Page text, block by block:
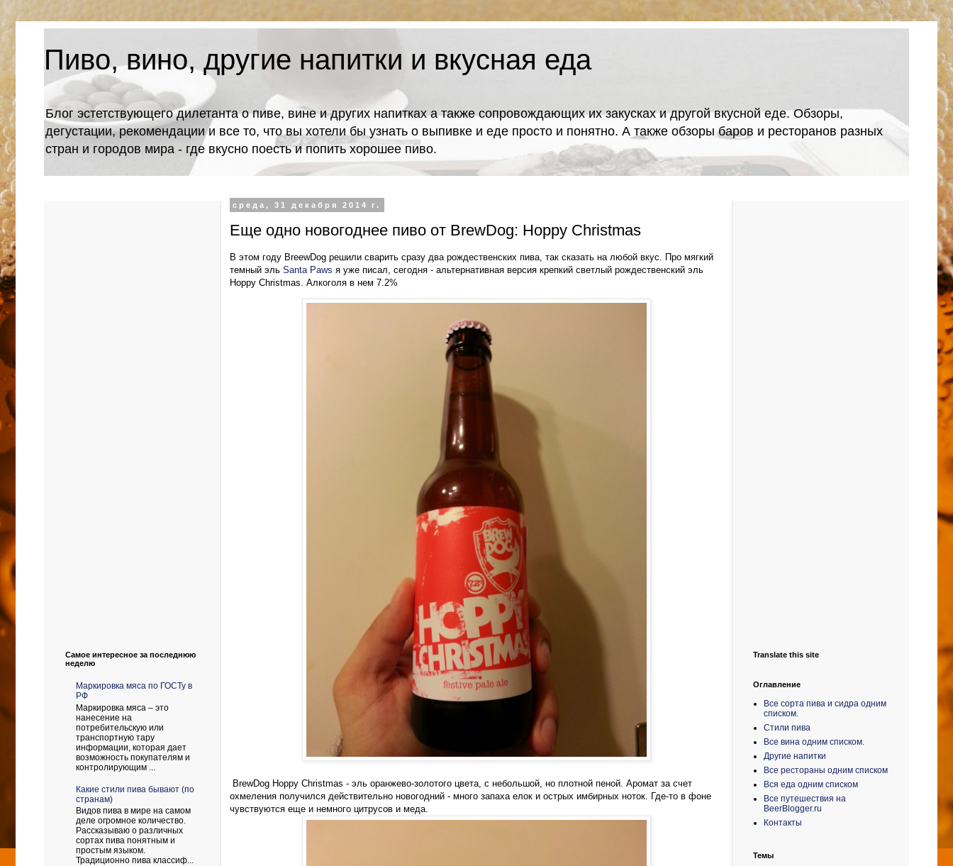
Пиво, вино, другие напитки и вкусная еда
Блог эстетствующего дилетанта о пиве, вине и других напитках а также сопровождающих их закусках и другой вкусной еде. Обзоры,
дегустации, рекомендации и все то, что вы хотели бы узнать о выпивке и еде просто и понятно. А также обзоры баров и ресторанов разных
стран и городов мира - где вкусно поесть и попить хорошее пиво.
среда, 31 декабря 2014 г.
Еще одно новогоднее пиво от BrewDog: Hoppy Christmas
В этом году BreewDog решили сварить сразу два рождественских пива, так сказать на любой вкус. Про мягкий
темный эль Santa Paws я уже писал, сегодня - альтернативная версия крепкий светлый рождественский эль
Hoppy Christmas. Алкоголя в нем 7.2%
BrewDog Hoppy Christmas - эль оранжево-золотого цвета, с небольшой, но плотной пеной. Аромат за счет
охмеления получился действительно новогодний - много запаха елок и острых имбирных ноток. Где-то в фоне
чувствуются еще и немного цитрусов и меда.
Самое интересное за последнюю
неделю
Маркировка мяса по ГОСТу в
РФ
Маркировка мяса – это
нанесение на
потребительскую или
транспортную тару
информации, которая дает
возможность покупателям и
контролирующим ...
Какие стили пива бывают (по
странам)
Видов пива в мире на самом
деле огромное количество.
Рассказываю о различных
сортах пива понятным и
простым языком.
Традиционно пива классиф...
Translate this site
Оглавление
Все сорта пива и сидра одним
списком.
Стили пива
Все вина одним списком.
Другие напитки
Все рестораны одним списком
Вся еда одним списком
Все путешествия на
BeerBlogger.ru
Контакты
Темы